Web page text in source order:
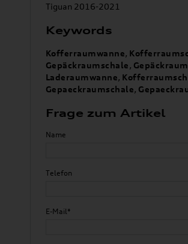
Tiguan 2016-2021
Keywords
Kofferraumwanne,
Gepäckraumschale,
Laderaumwanne,
Gepaeckraumschale,
Frage zum Artikel
Name
Telefon
E-Mail*